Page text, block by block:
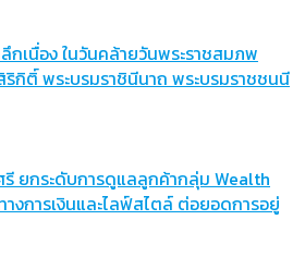
กเนื่อง ในวันคล้ายวันพระราชสมภพ
ริกิติ์ พระบรมราชินีนาถ พระบรมราชชนนี
รี ยกระดับการดูแลลูกค้ากลุ่ม Wealth
งการเงินและไลฟ์สไตล์ ต่อยอดการอยู่